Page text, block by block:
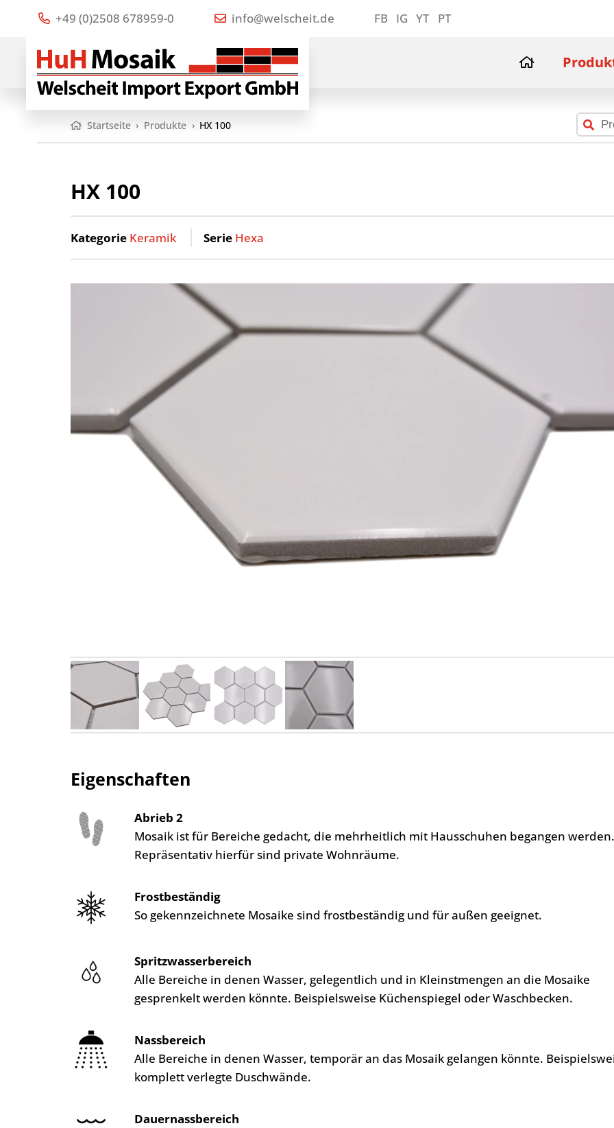
+49 (0)2508 678959-0 info@welscheit.de FB IG YT PT
Startseite › Produkte › HX 100
HX 100
Kategorie Keramik Serie Hexa
Eigenschaften
Abrieb 2
Mosaik ist für Bereiche gedacht, die mehrheitlich mit Hausschuhen begangen werden.
Repräsentativ hierfür sind private Wohnräume.
Frostbeständig
So gekennzeichnete Mosaike sind frostbeständig und für außen geeignet.
Spritzwasserbereich
Alle Bereiche in denen Wasser, gelegentlich und in Kleinstmengen an die Mosaike
gesprenkelt werden könnte. Beispielsweise Küchenspiegel oder Waschbecken.
Nassbereich
Alle Bereiche in denen Wasser, temporär an das Mosaik gelangen könnte.
komplett verlegte Duschwände.
Dauernassbereich